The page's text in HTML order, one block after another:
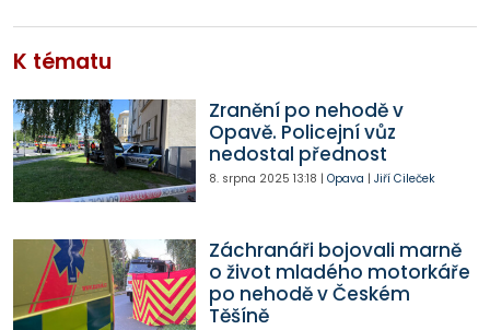
K tématu
Zranění po nehodě v
Opavě. Policejní vůz
nedostal přednost
8. srpna 2025 13:18 | Opava | Jiří Cileček
Záchranáři bojovali marně
o život mladého motorkáře
po nehodě v Českém
Těšíně